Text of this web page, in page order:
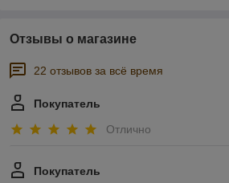
Отзывы о магазине
22 отзывов за всё время
Покупатель
Отлично
Покупатель